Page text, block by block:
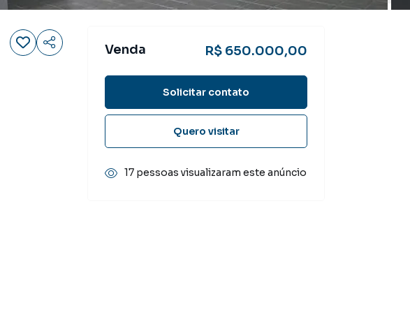
Venda R$ 650.000,00
Solicitar contato
Quero visitar
17 pessoas visualizaram este anúncio